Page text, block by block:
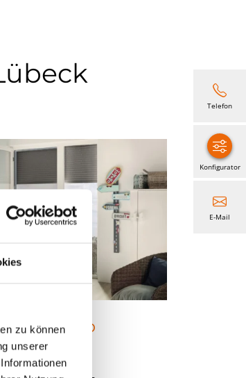
zu können
unserer
Rollo
und stabil
Telefon
Konfigurator
E-Mail